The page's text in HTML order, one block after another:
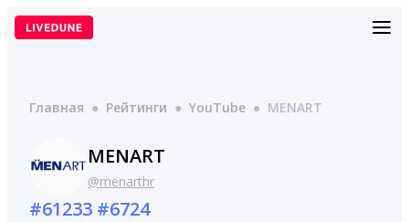
Перейти
Главная ● Рейтинги ● YouTube ● MENART
MENART
@menarthr
#61233 #6724